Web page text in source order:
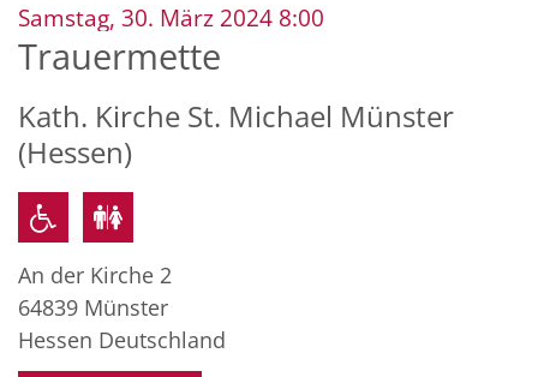
Samstag, 30. März 2024 8:00
Trauermette
Kath. Kirche St. Michael Münster
(Hessen)
An der Kirche 2
64839 Münster
Hessen Deutschland